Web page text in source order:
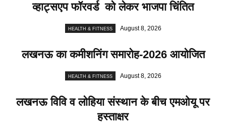
व्हाट्सएप फॉरवर्ड को लेकर भाजपा चिंतित
HEALTH & FITNESS August 8, 2026
लखनऊ का कमीशनिंग समारोह-2026 आयोजित
HEALTH & FITNESS August 8, 2026
लखनऊ विवि व लोहिया संस्थान के बीच एमओयू पर
हस्ताक्षर